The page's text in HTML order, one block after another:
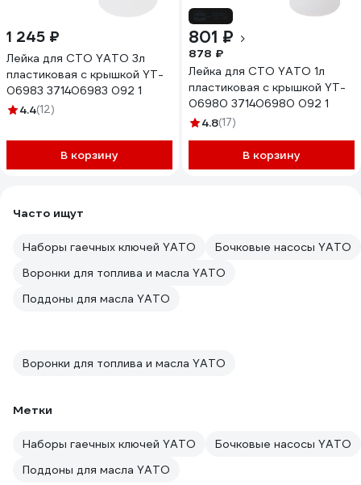
1 245 ₽
Лейка для СТО YATO 3л
пластиковая с крышкой YT-
06983 371406983 092 1
4.4(12)
В корзину
801 ₽
878 ₽
Лейка для СТО YATO 1л
пластиковая с крышкой YT-
06980 371406980 092 1
4.8(17)
В корзину
Часто ищут
Наборы гаечных ключей YATO
Бочковые насосы YATO
Воронки для топлива и масла YATO
Поддоны для масла YATO
Воронки для топлива и масла YATO
Метки
Наборы гаечных ключей YATO
Бочковые насосы YATO
Поддоны для масла YATO